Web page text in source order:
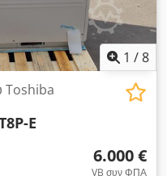
1 /8
Toshiba
E
6.000 €
VB συν ΦΠΑ